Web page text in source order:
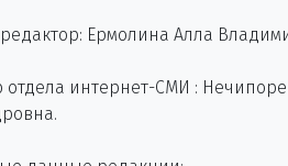
Ермолина Алла
отдела интернет-СМИ :